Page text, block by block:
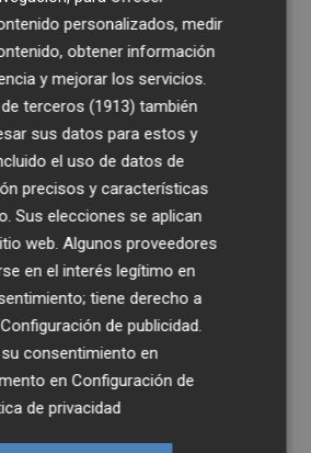
personalizados, medir
obtener información
y mejorar los servicios.
terceros (1913) también
sus datos para estos y
el uso de datos de
precisos y características
Sus elecciones se aplican
web. Algunos proveedores
en el interés legítimo en
tiene derecho a
Configuración de publicidad
consentimiento en
enConfiguración de
de privacidad